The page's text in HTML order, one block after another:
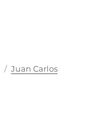
Categorías
Juan Carlos